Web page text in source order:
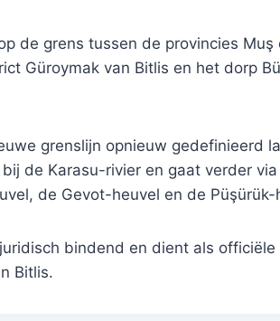
de grens tussen de provincies
Güroymak van Bitlis en het dorp
grenslijn opnieuw gedefinieerd
de Karasu-rivier en gaat verder
de Gevot-heuvel en de Püşürük-
bindend en dient als
Bitlis.